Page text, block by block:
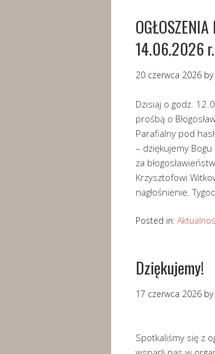
14.06.2026 r.
20 czerwca 2026 by
Dzisiaj o godz.
prośbą o
Parafialny pod
– dziękujemy
za
Krzysztofowi
nagłośnienie.
Posted in:
Dziękujemy!
17 czerwca 2026 by
Spotkaliśmy się z